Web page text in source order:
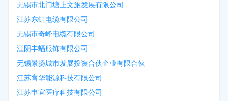
无锡市北门塘上文旅发展有限公司
江苏东虹电缆有限公司
无锡市奇峰电缆有限公司
江阴丰蝠服饰有限公司
无锡景扬城市发展投资合伙企业有限合伙
江苏育华能源科技有限公司
江苏申宜医疗科技有限公司